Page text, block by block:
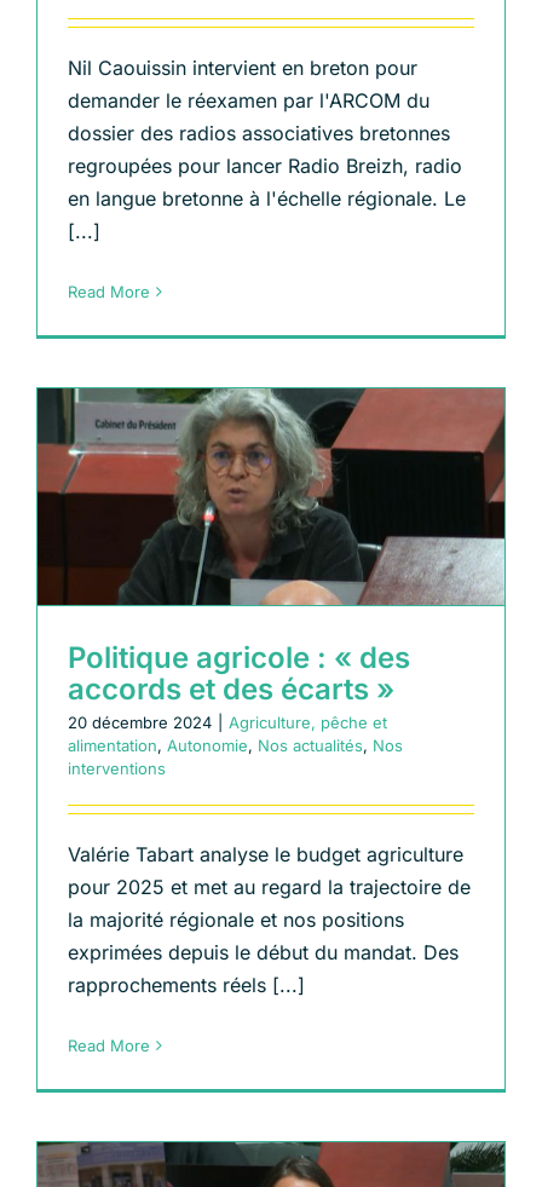
Nil Caouissin intervient en breton pour
demander le réexamen par l'ARCOM du
dossier des radios associatives bretonnes
regroupées pour lancer Radio Breizh, radio
en langue bretonne à l'échelle régionale. Le
[...]
Read More
Politique agricole : « des
accords et des écarts »
20 décembre 2024
Agriculture, pêche et
alimentation, Autonomie, Nos actualités, Nos
interventions
Valérie Tabart analyse le budget agriculture
pour 2025 et met au regard la trajectoire de
la majorité régionale et nos positions
exprimées depuis le début du mandat. Des
rapprochements réels [...]
Read More